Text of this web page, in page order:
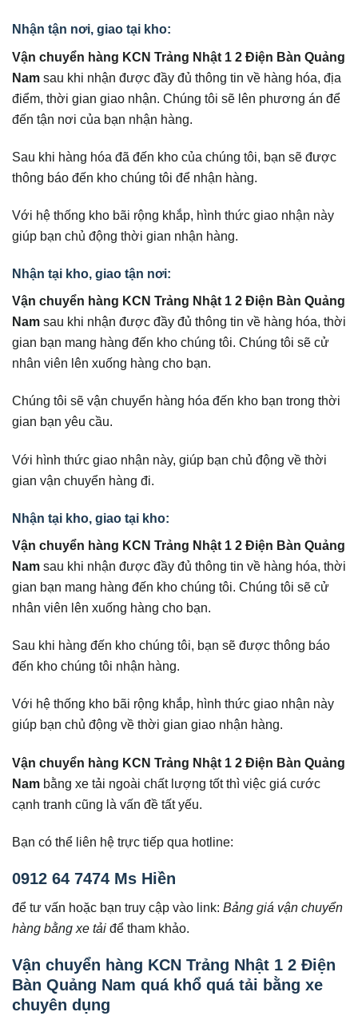
Nhận tận nơi, giao tại kho:
Vận chuyển hàng KCN Trảng Nhật 1 2 Điện Bàn Quảng
Nam sau khi nhận được đầy đủ thông tin về hàng hóa, địa
điểm, thời gian giao nhận. Chúng tôi sẽ lên phương án để
đến tận nơi của bạn nhận hàng.
Sau khi hàng hóa đã đến kho của chúng tôi, bạn sẽ được
thông báo đến kho chúng tôi để nhận hàng.
Với hệ thống kho bãi rộng khắp, hình thức giao nhận này
giúp bạn chủ động thời gian nhận hàng.
Nhận tại kho, giao tận nơi:
Vận chuyển hàng KCN Trảng Nhật 1 2 Điện Bàn Quảng
Nam sau khi nhận được đầy đủ thông tin về hàng hóa, thời
gian bạn mang hàng đến kho chúng tôi. Chúng tôi sẽ cử
nhân viên lên xuống hàng cho bạn.
Chúng tôi sẽ vận chuyển hàng hóa đến kho bạn trong thời
gian bạn yêu cầu.
Với hình thức giao nhận này, giúp bạn chủ động về thời
gian vận chuyển hàng đi.
Nhận tại kho, giao tại kho:
Vận chuyển hàng KCN Trảng Nhật 1 2 Điện Bàn Quảng
Nam sau khi nhận được đầy đủ thông tin về hàng hóa, thời
gian bạn mang hàng đến kho chúng tôi. Chúng tôi sẽ cử
nhân viên lên xuống hàng cho bạn.
Sau khi hàng đến kho chúng tôi, bạn sẽ được thông báo
đến kho chúng tôi nhận hàng.
Với hệ thống kho bãi rộng khắp, hình thức giao nhận này
giúp bạn chủ động về thời gian giao nhận hàng.
Vận chuyển hàng KCN Trảng Nhật 1 2 Điện Bàn Quảng
Nam bằng xe tải ngoài chất lượng tốt thì việc giá cước
cạnh tranh cũng là vấn đề tất yếu.
Bạn có thể liên hệ trực tiếp qua hotline:
0912 64 7474 Ms Hiền
để tư vấn hoặc bạn truy cập vào link: Bảng giá vận chuyển
hàng bằng xe tải để tham khảo.
Vận chuyển hàng KCN Trảng Nhật 1 2 Điện
Bàn Quảng Nam quá khổ quá tải bằng xe
chuyên dụng